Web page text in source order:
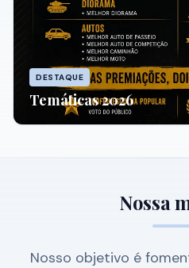
DESTAQUE
Temáticas 2026
Nossa
Nosso objetivo é